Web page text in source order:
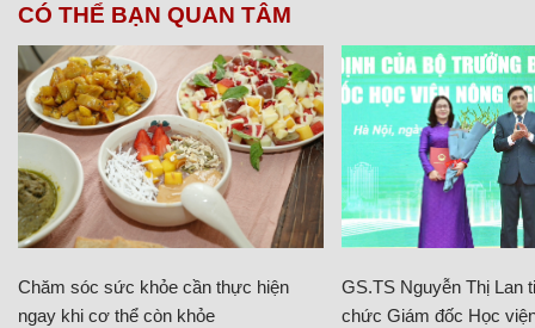
CÓ THỂ BẠN QUAN TÂM
Chăm sóc sức khỏe cần thực hiện
ngay khi cơ thể còn khỏe
GS.TS Nguyễn Thị Lan
chức Giám đốc Học